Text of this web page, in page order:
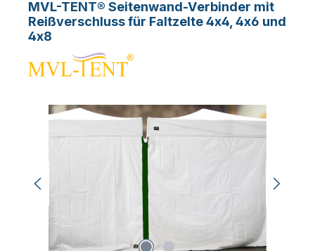
MVL-TENT® Seitenwand-Verbinder mit
Reißverschluss für Faltzelte 4x4, 4x6 und
4x8
Bildergalerie überspringen